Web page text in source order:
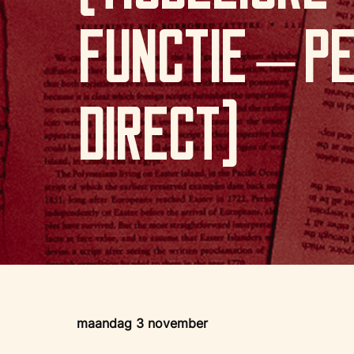
functie –
direct)
maandag 3 november